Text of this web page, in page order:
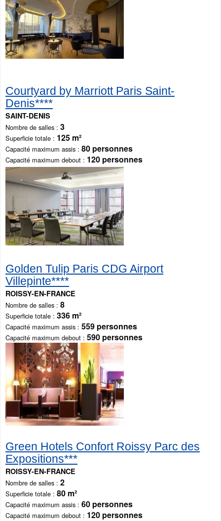
Courtyard by Marriott Paris Saint-
Denis****
SAINT-DENIS
Nombre de salles 3
Superficie totale 125 m²
Capacité maximum assis 80 personnes
Capacité maximum debout 120 personnes
Golden Tulip Paris CDG Airport
Villepinte****
ROISSY-EN-FRANCE
Nombre de salles 8
Superficie totale 336 m²
Capacité maximum assis 559 personnes
Capacité maximum debout 590 personnes
Green Hotels Confort Roissy Parc des
Expositions***
ROISSY-EN-FRANCE
Nombre de salles 2
Superficie totale 80 m²
Capacité maximum assis 60 personnes
Capacité maximum debout 120 personnes